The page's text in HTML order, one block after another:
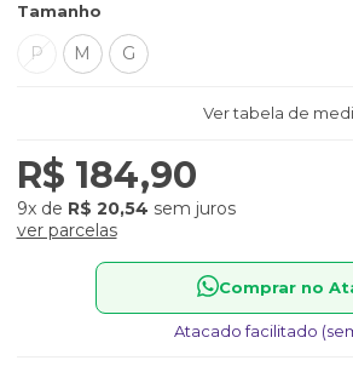
Tamanho
P M G
Ver tabela de
R$ 184,90
9xde R$ 20,54 sem juros
ver parcelas
Comprar no
Atacado facilitado